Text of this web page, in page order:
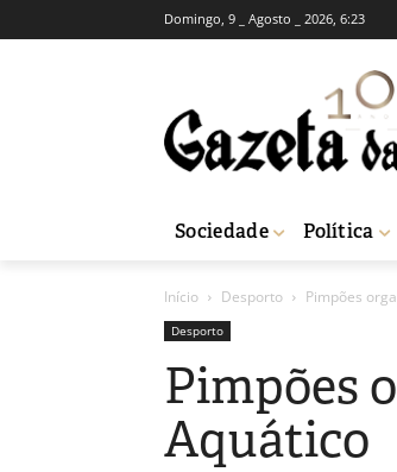
Domingo, 9 _ Agosto _ 2026, 6:23
Sociedade Política
Início Desporto Pimpões
Desporto
Pimpões
Aquático